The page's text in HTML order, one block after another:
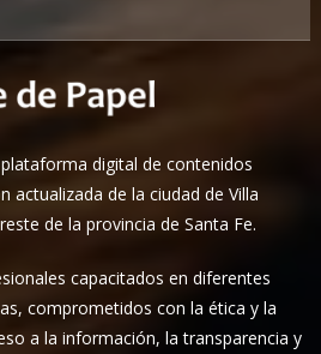
digital de contenidos
actualizada de la ciudad de Villa
de la provincia de Santa Fe.
capacitados en diferentes
comprometidos con la ética y la
a la información, la transparencia y